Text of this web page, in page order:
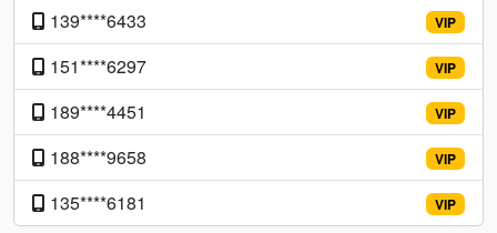
VIP
139****6433
VIP
151****6297
VIP
189****4451
VIP
188****9658
VIP
135****6181